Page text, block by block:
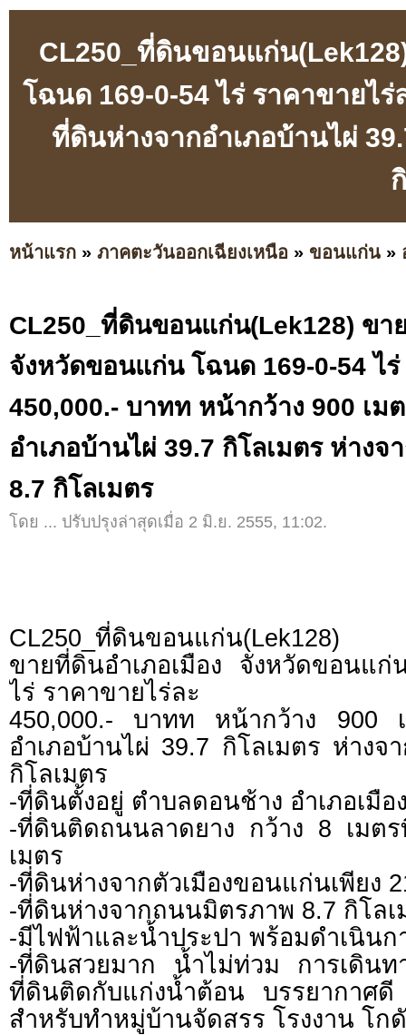
CL250_ที่ดินขอนแก่น
โฉนด 169-0-54 ไร่ ราคาขายไ
ที่ดินห่างจากอำเภอบ้านไผ่
หน้าแรก » ภาคตะวันออกเฉียงเหนือ » ขอนแก่น »
CL250_ที่ดินขอนแก่น(Lek128) ขา
จังหวัดขอนแก่น โฉนด 169-0-54 ไร่
450,000.- บาทท หน้ากว้าง 900 เม
อำเภอบ้านไผ่ 39.7 กิโลเมตร ห่าง
8.7 กิโลเมตร
โดย ... ปรับปรุงล่าสุดเมื่อ 2 มิ.ย. 2555, 11:02.
CL250_ที่ดินขอนแก่น(Lek128)
ขายที่ดินอำเภอเมือง จังหวัดขอนแ
ไร่ ราคาขายไร่ละ
450,000.- บาทท หน้ากว้าง 900
อำเภอบ้านไผ่ 39.7 กิโลเมตร ห่าง
กิโลเมตร
-ที่ดินตั้งอยู่ ตำบลดอนช้าง อำเภอเมื
-ที่ดินติดถนนลาดยาง กว้าง 8 เมต
เมตร
-ที่ดินห่างจากตัวเมืองขอนแก่นเพียง
-ที่ดินห่างจากถนนมิตรภาพ 8.7 กิโลเ
-มีไฟฟ้าและน้ำประปา พร้อมดำเนินก
-ที่ดินสวยมาก น้ำไม่ท่วม การเดินท
ที่ดินติดกับแก่งน้ำต้อน บรรยากาศดี
สำหรับทำหมู่บ้านจัดสรร โรงงาน โก